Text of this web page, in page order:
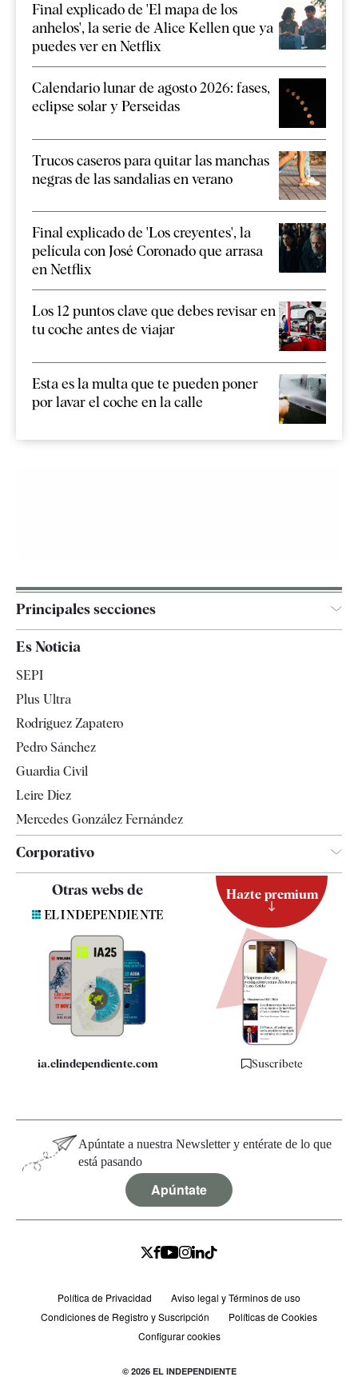
Final explicado de 'El mapa de los
anhelos', la serie de Alice Kellen que ya
puedes ver en Netflix
Calendario lunar de agosto 2026: fases,
eclipse solar y Perseidas
Trucos caseros para quitar las manchas
negras de las sandalias en verano
Final explicado de 'Los creyentes', la
película con José Coronado que arrasa
en Netflix
Los 12 puntos clave que debes revisar en
tu coche antes de viajar
Esta es la multa que te pueden poner
por lavar el coche en la calle
Principales secciones
Televisión
Es Noticia
SEPI
Plus Ultra
Rodríguez Zapatero
Pedro Sánchez
Guardia Civil
Leire Díez
Mercedes González Fernández
Corporativo
Quiénes somos
Especificaciones
Otras webs de
ia.elindependiente.com
Hazte premium
Suscríbete
Apúntate a nuestra Newsletter y entérate de lo que
está pasando
Apúntate
Política de Privacidad
Aviso legal y Términos de uso
Condiciones de Registro y Suscripción
Políticas de Cookies
Configurar cookies
© 2026 EL INDEPENDIENTE